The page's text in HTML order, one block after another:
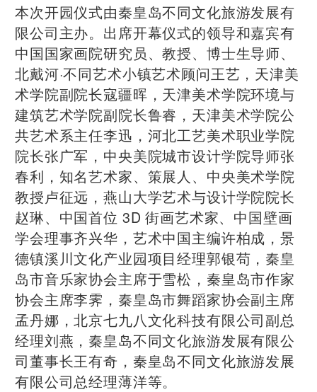
本次开园仪式由秦皇岛不同文化旅游发展有
限公司主办。出席开幕仪式的领导和嘉宾有
中国国家画院研究员、教授、博士生导师、
北戴河·不同艺术小镇艺术顾问王艺，天津美
术学院副院长寇疆晖，天津美术学院环境与
建筑艺术学院副院长鲁睿，天津美术学院公
共艺术系主任李迅，河北工艺美术职业学院
院长张广军，中央美院城市设计学院导师张
春利，知名艺术家、策展人、中央美术学院
教授卢征远，燕山大学艺术与设计学院院长
赵琳、中国首位 3D 街画艺术家、中国壁画
学会理事齐兴华，艺术中国主编许柏成，景
德镇溪川文化产业园项目经理郭银苟，秦皇
岛市音乐家协会主席于雪松，秦皇岛市作家
协会主席李霁，秦皇岛市舞蹈家协会副主席
孟丹娜，北京七九八文化科技有限公司副总
经理刘燕，秦皇岛不同文化旅游发展有限公
司董事长王有奇，秦皇岛不同文化旅游发展
有限公司总经理薄洋等。